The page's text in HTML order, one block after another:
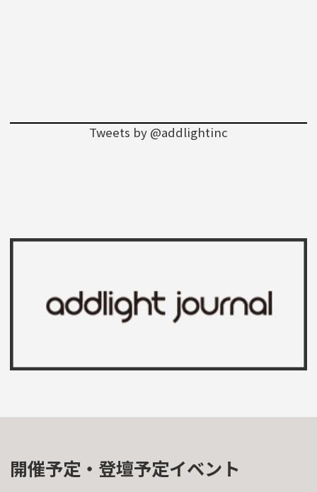
Tweets by @addlightinc
開催予定・登壇予定イベント